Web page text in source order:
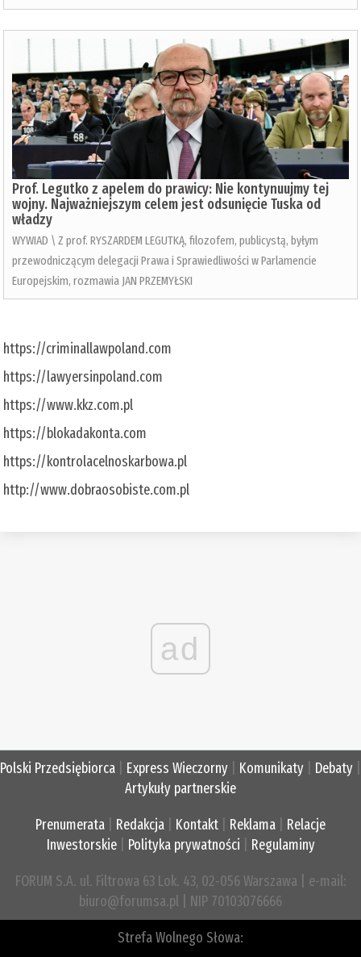
Prof. Legutko z apelem do prawicy: Nie kontynuujmy tej
wojny. Najważniejszym celem jest odsunięcie Tuska od
władzy
WYWIAD \ Z prof. RYSZARDEM LEGUTKĄ, filozofem, publicystą, byłym
przewodniczącym delegacji Prawa i Sprawiedliwości w Parlamencie
Europejskim, rozmawia JAN PRZEMYŁSKI
https://criminallawpoland.com
https://lawyersinpoland.com
https://www.kkz.com.pl
https://blokadakonta.com
https://kontrolacelnoskarbowa.pl
http://www.dobraosobiste.com.pl
ad
Polski Przedsiębiorca Express Wieczorny Komunikaty Debaty
Artykuły partnerskie
Prenumerata Redakcja Kontakt Reklama
Relacje
Inwestorskie| Polityka prywatności Regulaminy
FORUM S.A. ul. Filtrowa 63 Lok. 43, 02-056 Warszawa | e-mail:
biuro@forumsa.pl | NIP 70103076666
Strefa Wolnego Słowa: